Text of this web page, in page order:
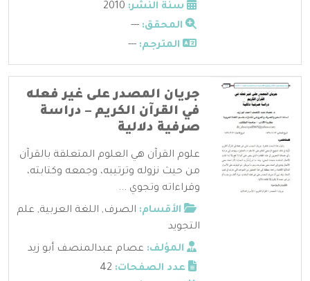
سنة النشر:
المحقق: ---
المترجم: ---
جريان المصدر على غير فعله
في القرآن الكريم – دراسة
صرفية دلالية
علوم القرآن هي العلوم المتعلقة بالقرآن
من حيث نزوله وترتيبه، وجمعه وكتابته،
وقراءاته وتجوي ...
الأقسام: الصرف, اللغة العربية, علم
التجويد
المؤلف: عصام عبدالمنصف أبو زيد
عدد الصفحات: